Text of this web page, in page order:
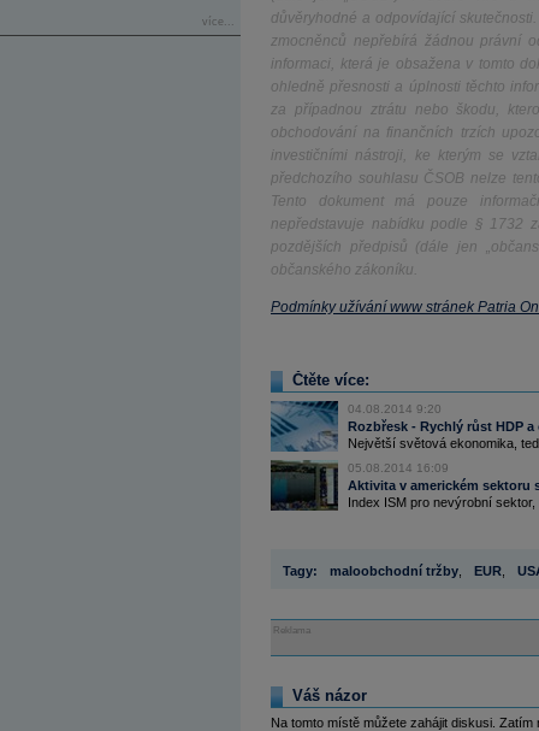
více...
důvěryhodné a odpovídající
zmocněnců nepřebírá žádnou právní
informaci, která je obsažena v tomto
ohledně přesnosti a úplnosti těchto
za případnou ztrátu nebo škodu,
obchodování na finančních trzích
investičními nástroji, ke kterým se
předchozího souhlasu ČSOB nelze
Tento dokument má pouze
nepředstavuje nabídku podle § 1732
pozdějších předpisů (dále jen
občanského zákoníku.
Podmínky užívání www stránek Patria
Čtěte více:
04.08.2014 9:20
Rozbřesk - Rychlý růst HDP
Největší světová ekonomika,
05.08.2014 16:09
Aktivita v americkém sektoru
Index ISM pro nevýrobní
Tagy: maloobchodní tržby EUR
Reklama
Váš názor
Na tomto místě můžete zahájit diskusi.